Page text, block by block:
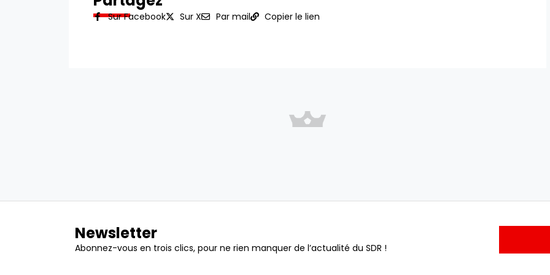
Sur Facebook Sur X Par mail Copier le lien
Newsletter
Abonnez-vous en trois clics, pour ne rien manquer de l’actualité du SDR !